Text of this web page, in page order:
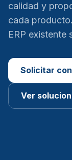
calidad y
cada
ERP existente
Solicitar
Ver